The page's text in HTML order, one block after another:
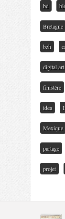
bd
Bretagne
bzh
digital art
finistère
idea
Mexique
partage
projet